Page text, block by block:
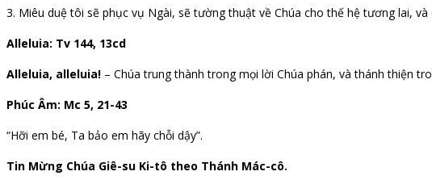
3. Miêu duệ tôi sẽ phục vụ Ngài, sẽ tường thuật về Chúa cho thế hệ tương lai,
Alleluia: Tv 144, 13cd
Alleluia, alleluia! – Chúa trung thành trong mọi lời Chúa phán, và thánh thiện
Phúc Âm: Mc 5, 21-43
“Hỡi em bé, Ta bảo em hãy chỗi dậy”.
Tin Mừng Chúa Giê-su Ki-tô theo Thánh Mác-cô.